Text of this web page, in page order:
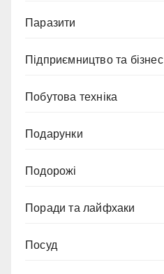
Паразити
Підприємництво та бізнес
Побутова техніка
Подарунки
Подорожі
Поради та лайфхаки
Посуд